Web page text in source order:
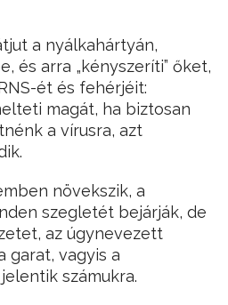
a nyálkahártyán,
és arra „kényszeríti” őket,
ét és fehérjéit:
magát, ha biztosan
a vírusra, azt
növekszik, a
szegletét bejárják, de
az úgynevezett
garat, vagyis a
számukra.